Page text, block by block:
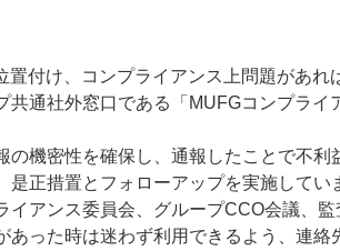
付け、コンプライアンス上問題があ
通社外窓口である「MUFGコンプラ
機密性を確保し、通報したことで不
正措置とフォローアップを実施してい
アンス委員会、グループCCO会議、監
った時は迷わず利用できるよう、連